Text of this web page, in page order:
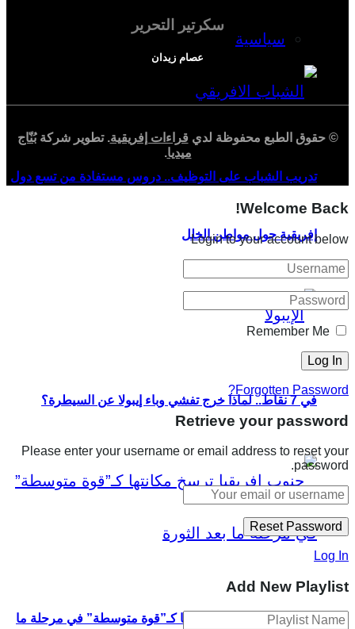
سياسية
تدريب الشباب على التوظيف.. دروس مستفادة من تسع دول
إفريقية حول مواطن الخلل
في 7 نقاط.. لماذا خرج تفشي وباء إيبولا عن السيطرة؟
جنوب إفريقيا ترسخ مكانتها كـ”قوة متوسطة” في مرحلة ما
سكرتير التحرير
عصام زيدان
© حقوق الطبع محفوظة لدي قراءات إفريقية. تطوير شركةبُنّاج
ميديا.
Welcome Back!
Login to your account below
Remember Me
Forgotten Password?
Retrieve your password
Please enter your username or email address to reset your
password.
Log In
Add New Playlist